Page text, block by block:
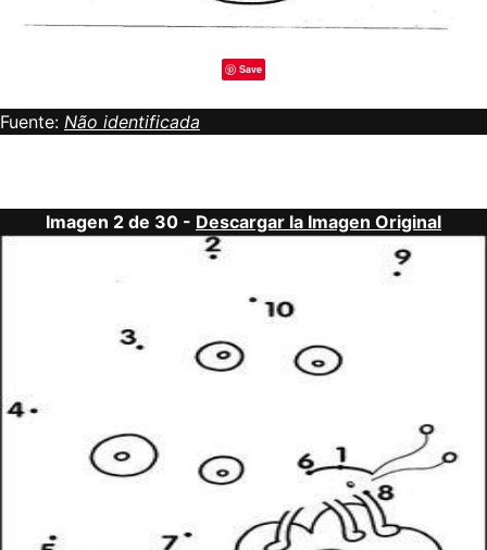
Save
Fuente: Não identificada
Imagen 2 de 30 - Descargar la Imagen Original